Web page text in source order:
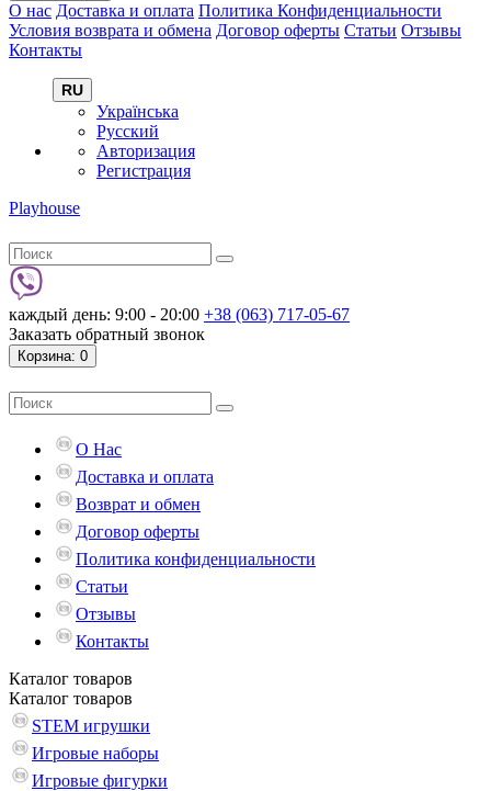
О нас Доставка и оплата Политика Конфиденциальности
Условия возврата и обмена Договор оферты Статьи Отзывы
Контакты
RU
Українська
Русский
Авторизация
Регистрация
Playhouse
каждый день: 9:00 - 20:00 +38 (063) 717-05-67
Заказать обратный звонок
Корзина: 0
О Нас
Доставка и оплата
Возврат и обмен
Договор оферты
Политика конфиденциальности
Статьи
Отзывы
Контакты
Каталог товаров
Каталог товаров
STEM игрушки
Игровые наборы
Игровые фигурки